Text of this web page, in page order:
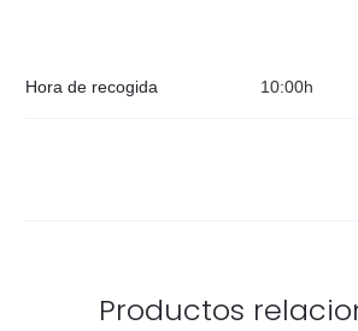
Hora de recogida 10:00h
Productos